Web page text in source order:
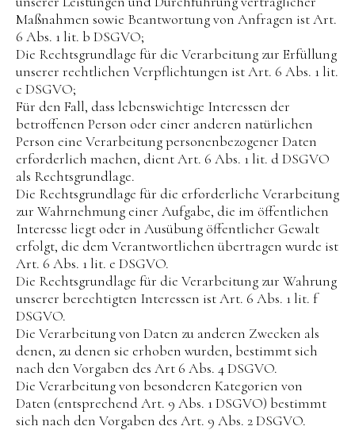
Maßnahmen sowie Beantwortung von Anfragen ist Art.
6 Abs. 1 lit. b DSGVO;
Die Rechtsgrundlage für die Verarbeitung zur Erfüllung
unserer rechtlichen Verpflichtungen ist Art. 6 Abs. 1 lit.
c DSGVO;
Für den Fall, dass lebenswichtige Interessen der
betroffenen Person oder einer anderen natürlichen
Person eine Verarbeitung personenbezogener Daten
erforderlich machen, dient Art. 6 Abs. 1 lit. d DSGVO
als Rechtsgrundlage.
Die Rechtsgrundlage für die erforderliche Verarbeitung
zur Wahrnehmung einer Aufgabe, die im öffentlichen
Interesse liegt oder in Ausübung öffentlicher Gewalt
erfolgt, die dem Verantwortlichen übertragen wurde ist
Art. 6 Abs. 1 lit. e DSGVO.
Die Rechtsgrundlage für die Verarbeitung zur Wahrung
unserer berechtigten Interessen ist Art. 6 Abs. 1 lit. f
DSGVO.
Die Verarbeitung von Daten zu anderen Zwecken als
denen, zu denen sie erhoben wurden, bestimmt sich
nach den Vorgaben des Art 6 Abs. 4 DSGVO.
Die Verarbeitung von besonderen Kategorien von
Daten (entsprechend Art. 9 Abs. 1 DSGVO) bestimmt
sich nach den Vorgaben des Art. 9 Abs. 2 DSGVO.